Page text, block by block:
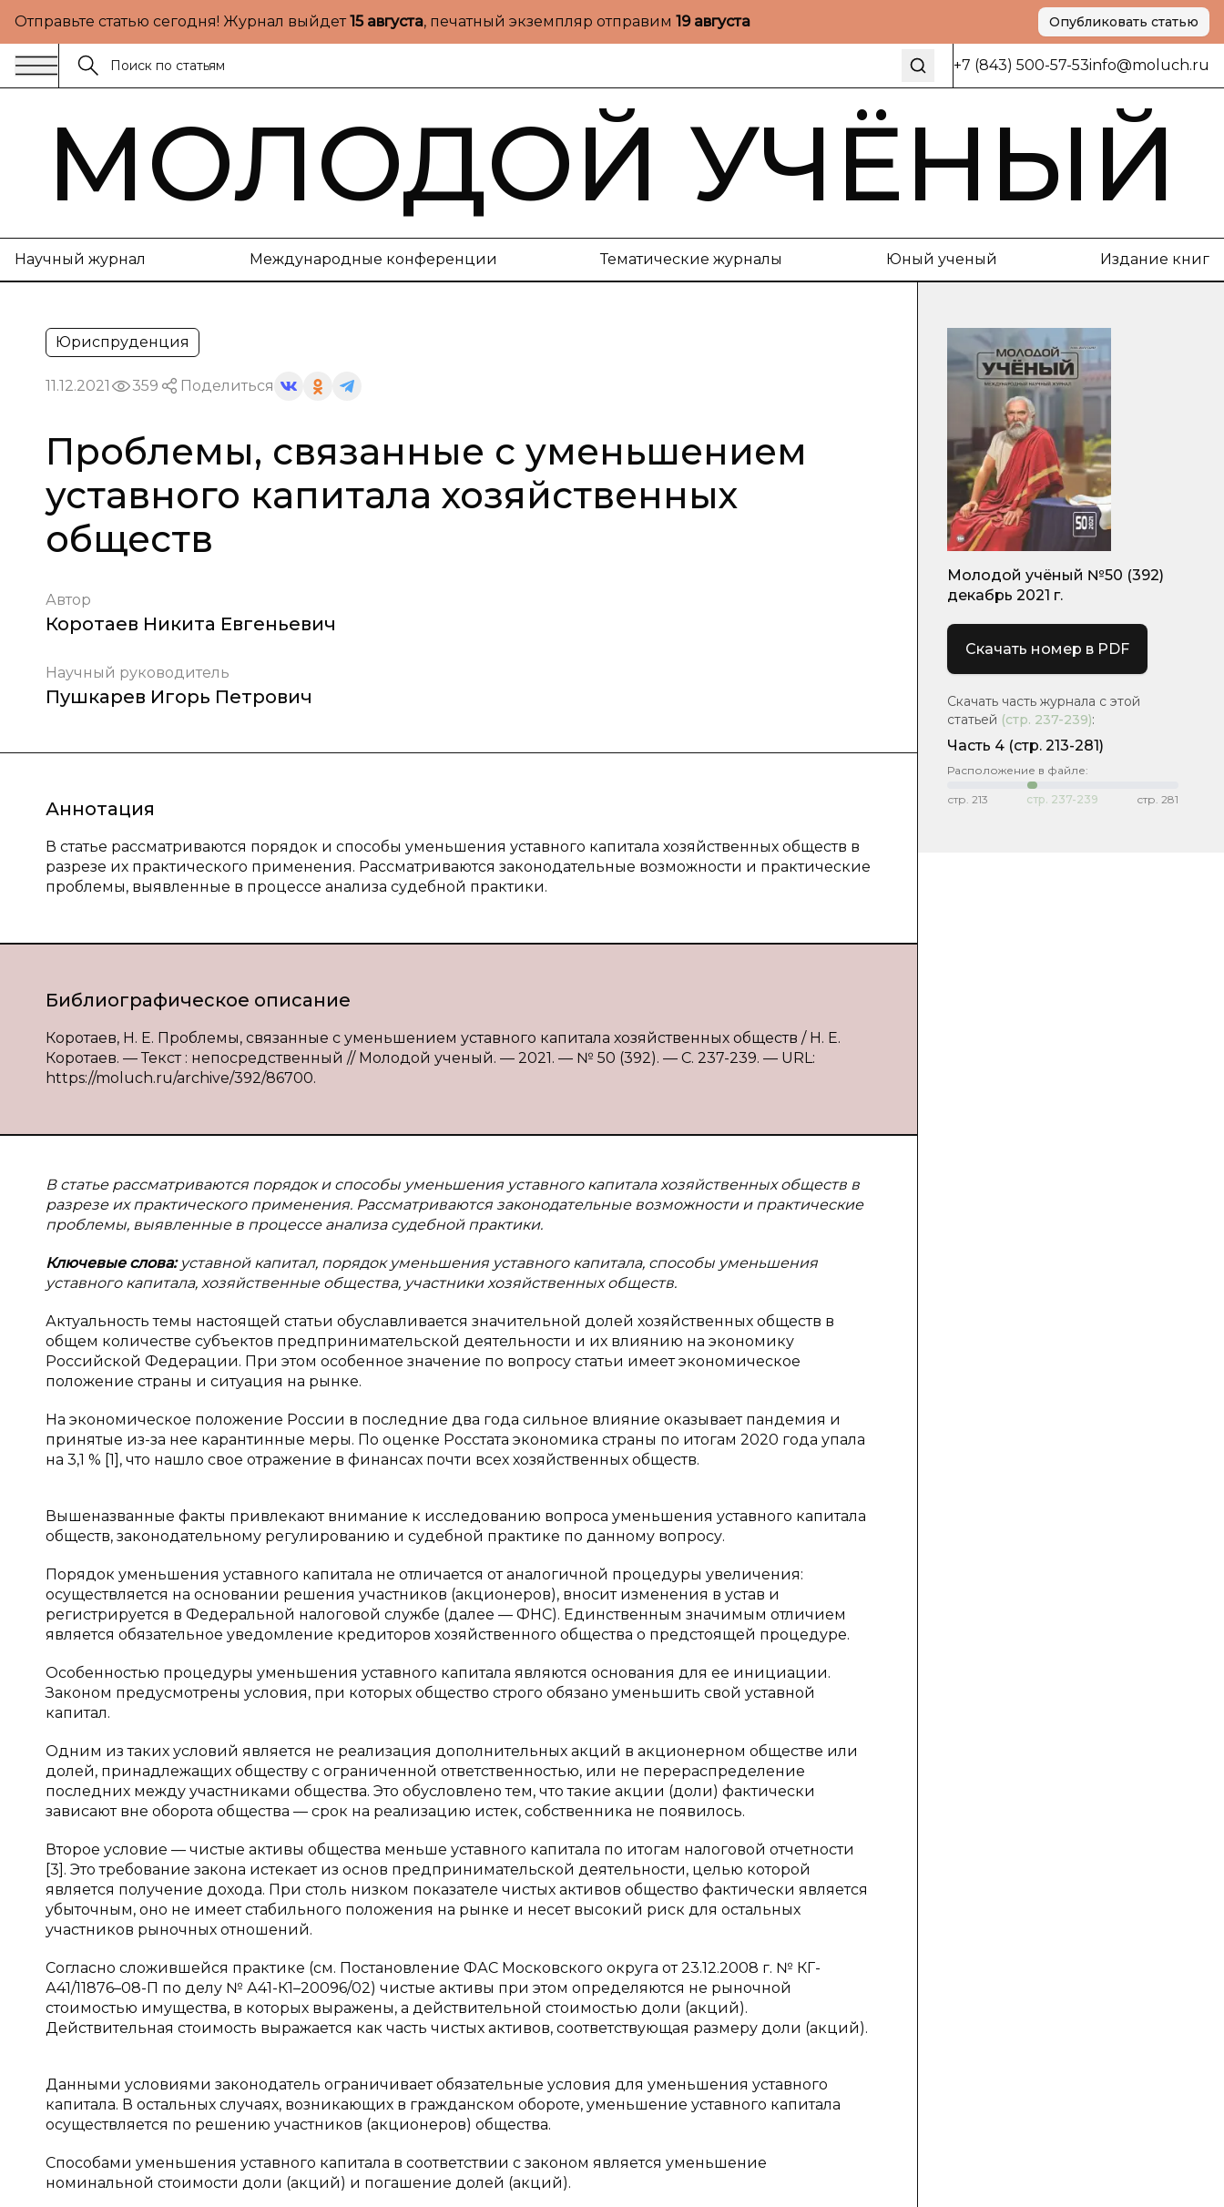
Отправьте статью сегодня! Журнал выйдет15 августа, печатный экземпляр отправим 19 августа Опубликовать статью
+7 (843) 500-57-53info@moluch.ru
МОЛОДОЙ УЧЁНЫЙ
Научный журнал Международные конференции Тематические журналы Юный ученый Издание книг
Юриспруденция
11.12.2021 359 Поделиться
Проблемы, связанные с уменьшением
уставного капитала хозяйственных
обществ
Автор
Коротаев Никита Евгеньевич
Научный руководитель
Пушкарев Игорь Петрович
Аннотация
В статье рассматриваются порядок и способы уменьшения уставного капитала хозяйственных обществ в
разрезе их практического применения. Рассматриваются законодательные возможности и практические
проблемы, выявленные в процессе анализа судебной практики.
Библиографическое описание
Коротаев, Н. Е. Проблемы, связанные с уменьшением уставного капитала хозяйственных обществ / Н. Е.
Коротаев. — Текст : непосредственный // Молодой ученый. — 2021. — № 50 (392). — С. 237-239. — URL:
https://moluch.ru/archive/392/86700.
В статье рассматриваются порядок и способы уменьшения уставного капитала хозяйственных обществ в
разрезе их практического применения. Рассматриваются законодательные возможности и практические
проблемы, выявленные в процессе анализа судебной практики.
Ключевые слова: уставной капитал, порядок уменьшения уставного капитала, способы уменьшения
уставного капитала, хозяйственные общества, участники хозяйственных обществ.
Актуальность темы настоящей статьи обуславливается значительной долей хозяйственных обществ в
общем количестве субъектов предпринимательской деятельности и их влиянию на экономику
Российской Федерации. При этом особенное значение по вопросу статьи имеет экономическое
положение страны и ситуация на рынке.
На экономическое положение России в последние два года сильное влияние оказывает пандемия и
принятые из-за нее карантинные меры. По оценке Росстата экономика страны по итогам 2020 года упала
на 3,1 % [1], что нашло свое отражение в финансах почти всех хозяйственных обществ.
Вышеназванные факты привлекают внимание к исследованию вопроса уменьшения уставного капитала
обществ, законодательному регулированию и судебной практике по данному вопросу.
Порядок уменьшения уставного капитала не отличается от аналогичной процедуры увеличения:
осуществляется на основании решения участников (акционеров), вносит изменения в устав и
регистрируется в Федеральной налоговой службе (далее — ФНС). Единственным значимым отличием
является обязательное уведомление кредиторов хозяйственного общества о предстоящей процедуре.
Особенностью процедуры уменьшения уставного капитала являются основания для ее инициации.
Законом предусмотрены условия, при которых общество строго обязано уменьшить свой уставной
капитал.
Одним из таких условий является не реализация дополнительных акций в акционерном обществе или
долей, принадлежащих обществу с ограниченной ответственностью, или не перераспределение
последних между участниками общества. Это обусловлено тем, что такие акции (доли) фактически
зависают вне оборота общества — срок на реализацию истек, собственника не появилось.
Второе условие — чистые активы общества меньше уставного капитала по итогам налоговой отчетности
[3]. Это требование закона истекает из основ предпринимательской деятельности, целью которой
является получение дохода. При столь низком показателе чистых активов общество фактически является
убыточным, оно не имеет стабильного положения на рынке и несет высокий риск для остальных
участников рыночных отношений.
Согласно сложившейся практике (см. Постановление ФАС Московского округа от 23.12.2008 г. № КГ-
А41/11876–08-П по делу № А41-К1–20096/02) чистые активы при этом определяются не рыночной
стоимостью имущества, в которых выражены, а действительной стоимостью доли (акций).
Действительная стоимость выражается как часть чистых активов, соответствующая размеру доли (акций).
Данными условиями законодатель ограничивает обязательные условия для уменьшения уставного
капитала. В остальных случаях, возникающих в гражданском обороте, уменьшение уставного капитала
осуществляется по решению участников (акционеров) общества.
Способами уменьшения уставного капитала в соответствии с законом является уменьшение
номинальной стоимости доли (акций) и погашение долей (акций).
Молодой учёный №50 (392)
декабрь 2021 г.
Скачать номер в PDF
Скачать часть журнала с этой
статьей (стр. 237-239):
Часть 4 (стр. 213-281)
Расположение в файле:
стр. 213 стр. 237-239 стр. 281